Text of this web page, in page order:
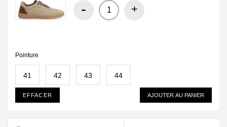
- +
Pointure
41 42 43 44
EFFACER AJOUTER AU PANIER